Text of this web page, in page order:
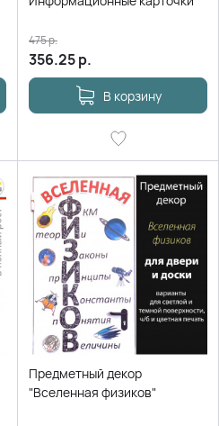
356.25р.
475р.
В корзину
Предметный декор
"Вселенная физиков"